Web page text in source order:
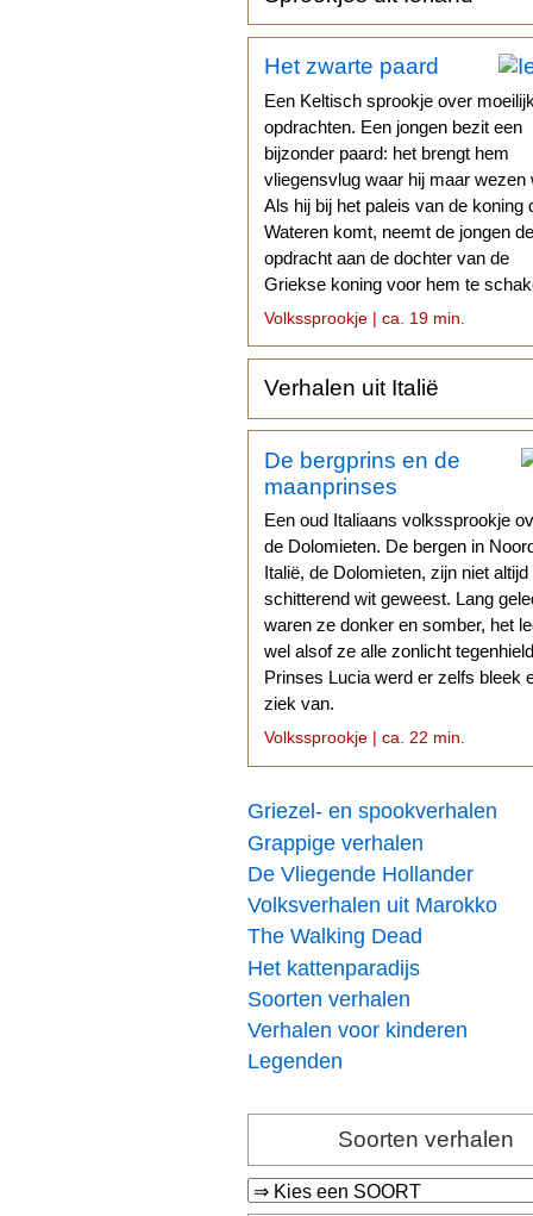
Het zwarte paard
Een Keltisch sprookje over
opdrachten. Een jongen bezit een
bijzonder paard: het brengt hem
vliegensvlug waar hij maar wezen
Als hij bij het paleis van de koning
Wateren komt, neemt de jongen de
opdracht aan de dochter van de
Griekse koning voor hem te
Volkssprookje | ca. 19 min.
Verhalen uit Italië
De bergprins en de
maanprinses
Een oud Italiaans volkssprookje
de Dolomieten. De bergen in
Italië, de Dolomieten, zijn niet altijd
schitterend wit geweest. Lang
waren ze donker en somber, het
wel alsof ze alle zonlicht
Prinses Lucia werd er zelfs bleek
ziek van.
Volkssprookje | ca. 22 min.
Griezel- en spookverhalen
Grappige verhalen
De Vliegende Hollander
Volksverhalen uit Marokko
The Walking Dead
Het kattenparadijs
Soorten verhalen
Verhalen voor kinderen
Legenden
Soorten verhalen